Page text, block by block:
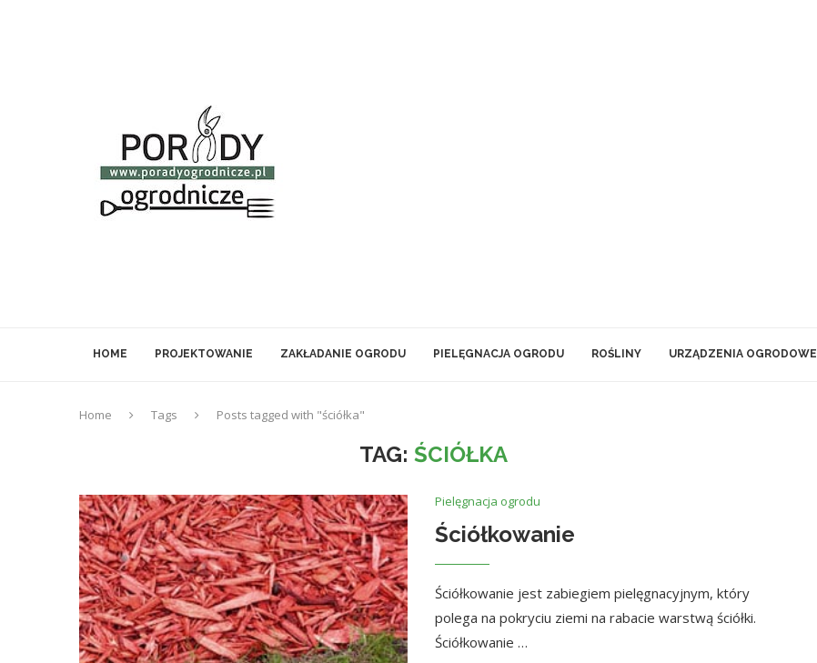
HOME PROJEKTOWANIE ZAKŁADANIE OGRODU PIELĘGNACJA OGRODU ROŚLINY URZĄDZENIA OGRODOWE
Home Tags Posts tagged with "ściółka"
TAG:ŚCIÓŁKA
Pielęgnacja ogrodu
Ściółkowanie
Ściółkowanie jest zabiegiem pielęgnacyjnym, który
polega na pokryciu ziemi na rabacie warstwą ściółki.
Ściółkowanie …